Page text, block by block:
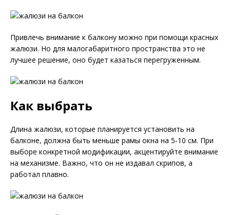
Привлечь внимание к балкону можно при помощи красных
жалюзи. Но для малогабаритного пространства это не
лучшее решение, оно будет казаться перегруженным.
Как выбрать
Длина жалюзи, которые планируется установить на
балконе, должна быть меньше рамы окна на 5-10 см. При
выборе конкретной модификации, акцентируйте внимание
на механизме. Важно, что он не издавал скрипов, а
работал плавно.